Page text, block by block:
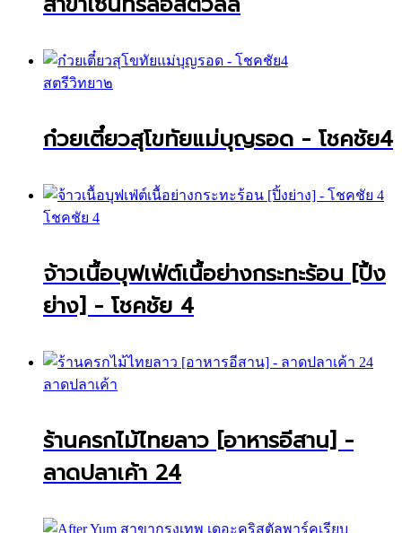
สตรีวิทยา๒
ก๋วยเตี๋ยวสุโขทัยแม่บุญรอด - โชคชัย4
โชคชัย 4
จ้าวเนื้อบุฟเฟ่ต์เนื้อย่างกระทะร้อน [ปิ้ง
ย่าง] - โชคชัย 4
ลาดปลาเค้า
ร้านครกไม้ไทยลาว [อาหารอีสาน] -
ลาดปลาเค้า 24